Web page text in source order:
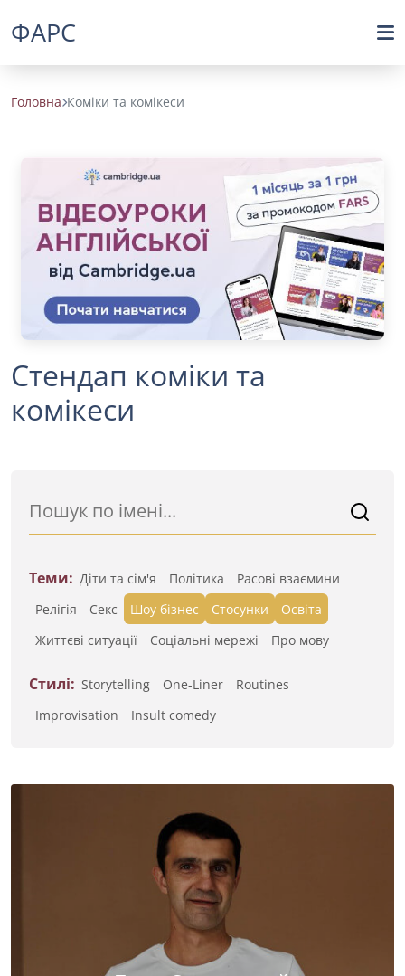
ФАРС
Головна Коміки та комікеси
Стендап коміки та
комікеси
Теми: Діти та сім'я Політика
Расові взаємини
Релігія
Секс Шоу бізнес Стосунки
Освіта
Життєві ситуації
Cоціальні мережі Про мову
Стилі: Storytelling One-Liner
Routines
Improvisation
Insult comedy